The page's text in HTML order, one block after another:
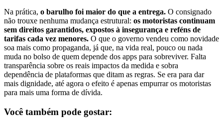
Na prática, o barulho foi maior do que a entrega. O consignado
não trouxe nenhuma mudança estrutural: os motoristas continuam
sem direitos garantidos, expostos à insegurança e reféns de
tarifas cada vez menores. O que o governo vendeu como novidade
soa mais como propaganda, já que, na vida real, pouco ou nada
muda no bolso de quem depende dos apps para sobreviver. Falta
transparência sobre os reais impactos da medida e sobra
dependência de plataformas que ditam as regras. Se era para dar
mais dignidade, até agora o efeito é apenas empurrar os motoristas
para mais uma forma de dívida.
Você também pode gostar: